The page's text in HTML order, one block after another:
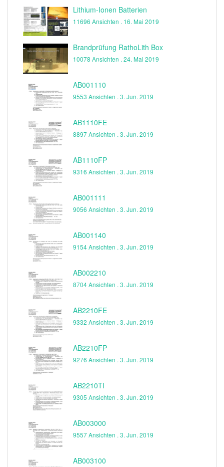
Lithium-Ionen Batterien
11696 Ansichten . 16. Mai 2019
Brandprüfung RathoLith Box
10078 Ansichten . 24. Mai 2019
AB001110
9553 Ansichten . 3. Jun. 2019
AB1110FE
8897 Ansichten . 3. Jun. 2019
AB1110FP
9316 Ansichten . 3. Jun. 2019
AB001111
9056 Ansichten . 3. Jun. 2019
AB001140
9154 Ansichten . 3. Jun. 2019
AB002210
8704 Ansichten . 3. Jun. 2019
AB2210FE
9332 Ansichten . 3. Jun. 2019
AB2210FP
9276 Ansichten . 3. Jun. 2019
AB2210TI
9305 Ansichten . 3. Jun. 2019
AB003000
9557 Ansichten . 3. Jun. 2019
AB003100